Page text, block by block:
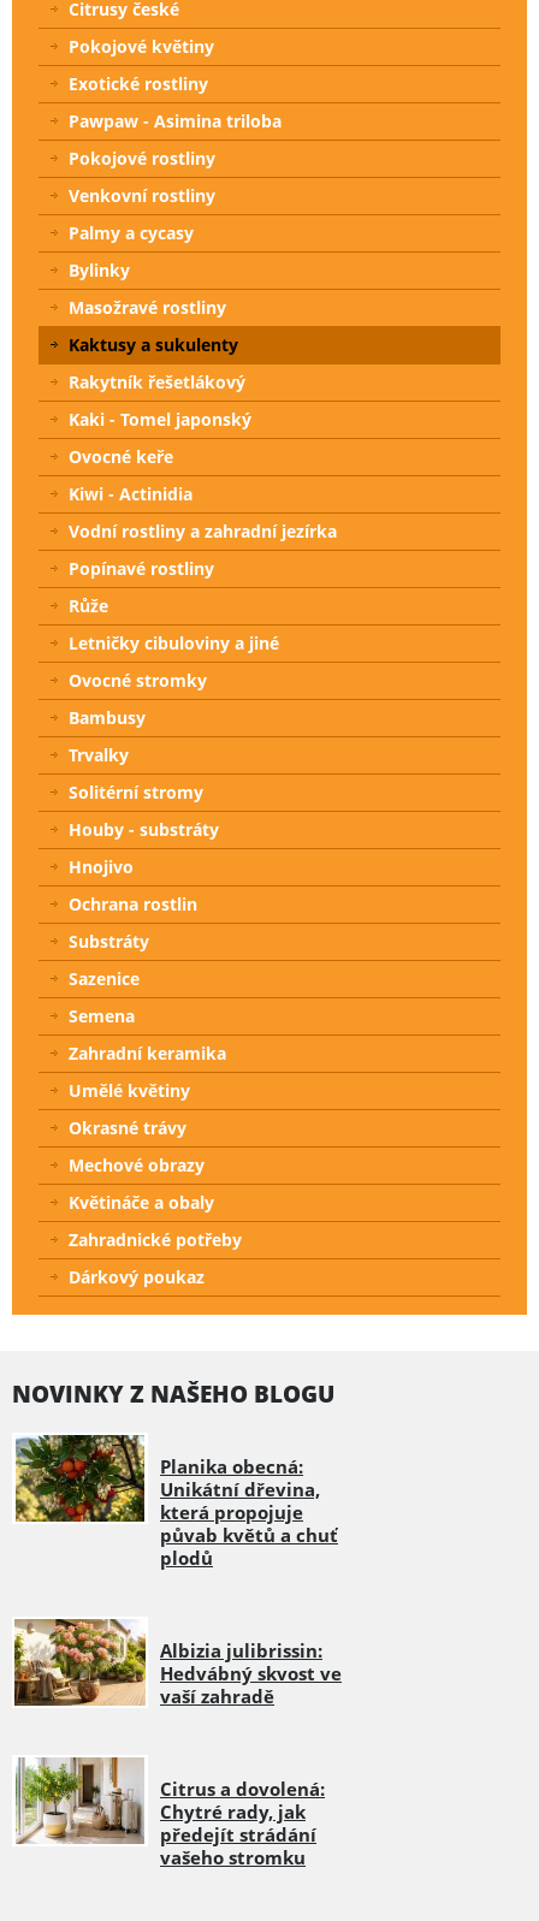
Citrusy české
Pokojové květiny
Exotické rostliny
Pawpaw - Asimina triloba
Pokojové rostliny
Venkovní rostliny
Palmy a cycasy
Bylinky
Masožravé rostliny
Kaktusy a sukulenty
Rakytník řešetlákový
Kaki - Tomel japonský
Ovocné keře
Kiwi - Actinidia
Vodní rostliny a zahradní jezírka
Popínavé rostliny
Růže
Letničky cibuloviny a jiné
Ovocné stromky
Bambusy
Trvalky
Solitérní stromy
Houby - substráty
Hnojivo
Ochrana rostlin
Substráty
Sazenice
Semena
Zahradní keramika
Umělé květiny
Okrasné trávy
Mechové obrazy
Květináče a obaly
Zahradnické potřeby
Dárkový poukaz
NOVINKY Z NAŠEHO BLOGU
Planika obecná:
Unikátní dřevina,
která propojuje
půvab květů a chuť
plodů
Albizia julibrissin:
Hedvábný skvost ve
vaší zahradě
Citrus a dovolená:
Chytré rady, jak
předejít strádání
vašeho stromku